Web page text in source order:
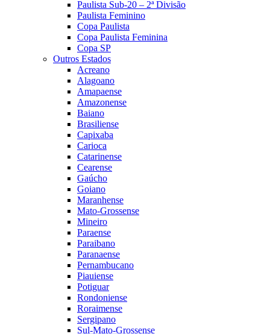
Paulista Sub-20 – 2ª Divisão
Paulista Feminino
Copa Paulista
Copa Paulista Feminina
Copa SP
Outros Estados
Acreano
Alagoano
Amapaense
Amazonense
Baiano
Brasiliense
Capixaba
Carioca
Catarinense
Cearense
Gaúcho
Goiano
Maranhense
Mato-Grossense
Mineiro
Paraense
Paraibano
Paranaense
Pernambucano
Piauiense
Potiguar
Rondoniense
Roraimense
Sergipano
Sul-Mato-Grossense